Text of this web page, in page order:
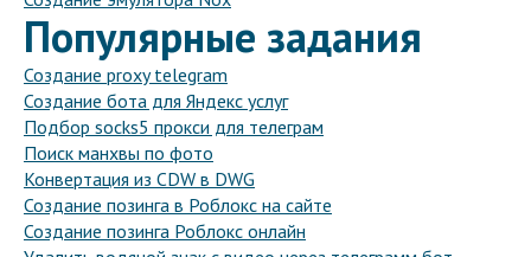
Популярные задания
Создание proxy telegram
Создание бота для Яндекс услуг
Подбор socks5 прокси для телеграм
Поиск манхвы по фото
Конвертация из CDW в DWG
Создание позинга в Роблокс на сайте
Создание позинга Роблокс онлайн